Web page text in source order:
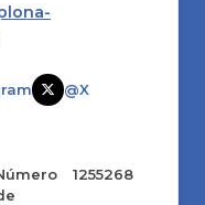
@X
1255268